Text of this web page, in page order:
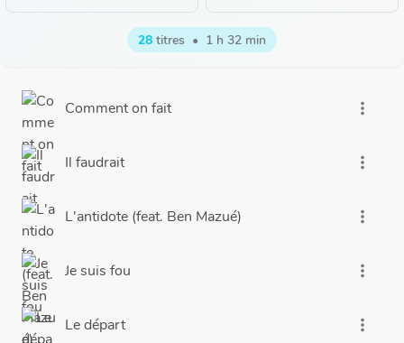
28 titres • 1 h 32 min
Comment on fait more_vert
Il faudrait more_vert
L'antidote (feat. Ben Mazué) more_vert
Je suis fou more_vert
Le départ more_vert